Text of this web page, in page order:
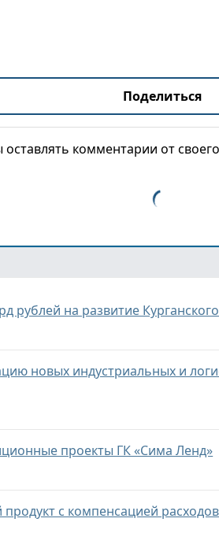
Поделиться
оставлять комментарии от
рублей на развитие
новых индустриальных и
проекты ГК «Сима Ленд»
продукт с компенсацией